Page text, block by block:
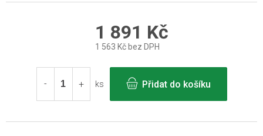
1 891 Kč
1 563 Kč bez DPH
cena:
ks
Přidat do košíku